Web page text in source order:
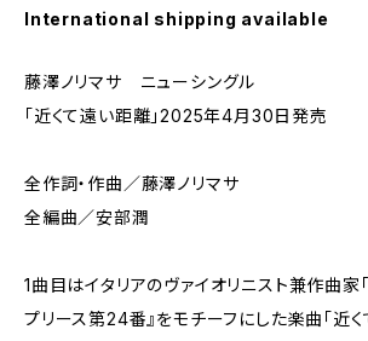
International shipping available
藤澤ノリマサ ニューシングル
「近くて遠い距離」2025年4月30日発売
全作詞・作曲／藤澤ノリマサ
全編曲／安部潤
1曲目はイタリアのヴァイオリニスト兼作曲家
プリース第24番』をモチーフにした楽曲「近く